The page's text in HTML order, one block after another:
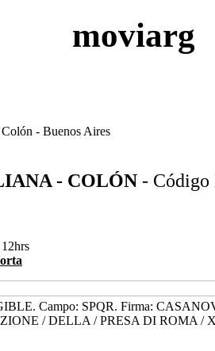
moviarg
Colón - Buenos Aires
- COLÓN -
Campo: SPQR. Firma:
/ DELLA / PRESA DI ROMA /